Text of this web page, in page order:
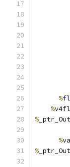
%
%
%
%
%